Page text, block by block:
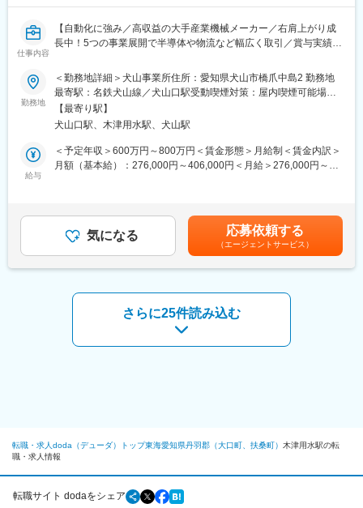
■入社後のキャリア：
入社してすぐに独りきりで案件を担当するということはありませ
ん。
試運転や調整といった詰めの作業に関わりながら、3年間程度は経
いただきます。
●当社の情報を発信していますので、是非ご覧ください。●
・数字で見る村田機械 https://recruit.muratec.jp/company/profile/
・福利厚生 https://recruit.muratec.jp/environment/welfare/
仕事内容
【自動化に強み／高収益の大手産業機械メーカー／右肩上がり成
長中！5つの事業展開で半導体や物流など幅広く取引／賞与実績
■仕事の内容：
施工管理メンバーを支援する立場として、製造業・流通業向けFA
システムの施工計画業務を担っていただきます。
犬山事業所での内勤業務が中心で、腰を据えて経験を積んでいた
だけます。
現地の工事は現場監督へ引き継ぎますが、計画担当としてプロジ
■業務詳細：
（1）工事スケジュールの計画
（2）工事備品の手配（計測器・器具のリースなど）
（5）現場工事メンバーのサポート
■入社後の教育体制：
部門教育手順に則り進める計画です。
まずは各事業所や工事現場を見学し、製品・工事業務の理解いた
・数字で見る村田機械 https://recruit.muratec.jp/company/profile/
勤務地
＜勤務地詳細＞犬山事業所住所：愛知県犬山市橋爪中島2 勤務地
最寄駅：名鉄犬山線／犬山口駅受動喫煙対策：屋内喫煙可能場所
あり
【最寄り駅】
犬山口駅、木津用水駅、犬山駅
給与
＜予定年収＞600万円～800万円＜賃金形態＞月給制＜賃金内訳＞
月額（基本給）：276,000円～406,000円＜月給＞276,000円～
含む・700万円/35歳 月収40万+賞与 ※諸手当含む・640万円/30
歳 月収36万+賞与 ※諸手当含む賃金はあくまでも目安の金額であ
り、選考を通じて上下する可能性があります。月給(月額)は固定手
当を含めた表記です。
気になる 応募依頼する
（エージェントサービス）
さらに25件読み込む
転職・求人doda（デューダ）トップ東海愛知県丹羽郡（大口町、扶桑町） 木津用水駅の転
職・求人情報
転職サイト dodaをシェア